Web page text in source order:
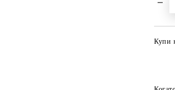
Купи